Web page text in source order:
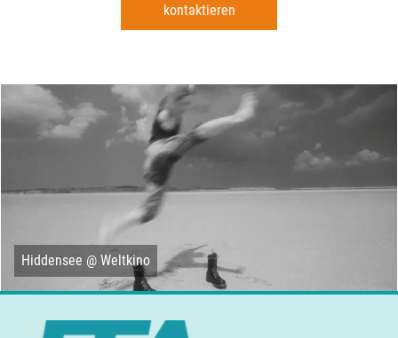
kontaktieren
Hiddensee @ Weltkino